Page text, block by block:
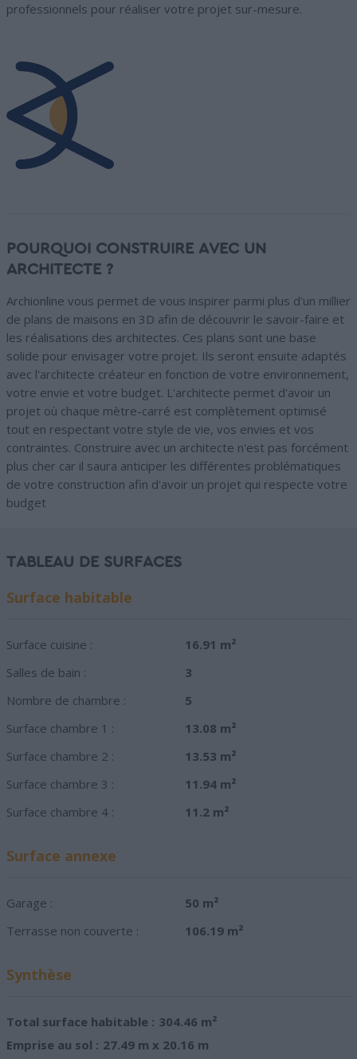
professionnels pour réaliser votre projet sur-mesure.
POURQUOI CONSTRUIRE AVEC UN
ARCHITECTE ?
Archionline vous permet de vous inspirer parmi plus d'un millier
de plans de maisons en 3D afin de découvrir le savoir-faire et
les réalisations des architectes. Ces plans sont une base
solide pour envisager votre projet. Ils seront ensuite adaptés
avec l'architecte créateur en fonction de votre environnement,
votre envie et votre budget. L'architecte permet d'avoir un
projet où chaque mètre-carré est complètement optimisé
tout en respectant votre style de vie, vos envies et vos
contraintes. Construire avec un architecte n'est pas forcément
plus cher car il saura anticiper les différentes problématiques
de votre construction afin d'avoir un projet qui respecte votre
budget
TABLEAU DE SURFACES
Surface habitable
Surface cuisine :
16.91 m²
Salles de bain :
3
Nombre de chambre :
5
Surface chambre 1 :
13.08 m²
Surface chambre 2 :
13.53 m²
Surface chambre 3 :
11.94 m²
Surface chambre 4 :
11.2 m²
Surface annexe
Garage :
50 m²
Terrasse non couverte :
106.19 m²
Synthèse
Total surface habitable : 304.46 m²
Emprise au sol : 27.49 m x 20.16 m